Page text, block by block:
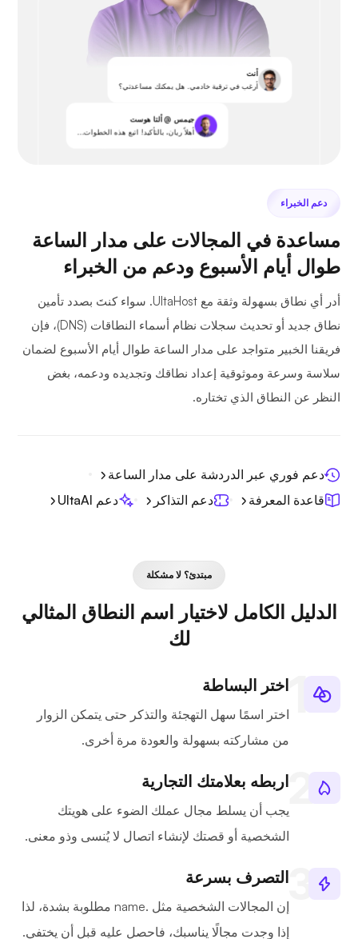
أنت
أرغب في ترقية خادمي. هل يمكنك مساعدتي؟
جيمس @ ألتا هوست
أهلاً ريان، بالتأكيد! اتبع هذه الخطوات...
دعم الخبراء
مساعدة في المجالات على مدار الساعة
طوال أيام الأسبوع ودعم من الخبراء
أدر أي نطاق بسهولة وثقة مع UltaHost. سواء كنتَ بصدد تأمين
نطاق جديد أو تحديث سجلات نظام أسماء النطاقات (DNS)، فإن
فريقنا الخبير متواجد على مدار الساعة طوال أيام الأسبوع لضمان
سلاسة وسرعة وموثوقية إعداد نطاقك وتجديده ودعمه، بغض
النظر عن النطاق الذي تختاره.
دعم فوري عبر الدردشة على مدار الساعة
قاعدة المعرفة
دعم التذاكر دعم UltaAI
مبتدئ؟ لا مشكلة
الدليل الكامل لاختيار اسم النطاق المثالي
لك
اختر البساطة
اختر اسمًا سهل التهجئة والتذكر حتى يتمكن الزوار
من مشاركته بسهولة والعودة مرة أخرى.
اربطه بعلامتك التجارية
يجب أن يسلط مجال عملك الضوء على هويتك
الشخصية أو قصتك لإنشاء اتصال لا يُنسى وذو معنى.
التصرف بسرعة
إن المجالات الشخصية مثل .name مطلوبة بشدة، لذا
إذا وجدت مجالًا يناسبك، فاحصل عليه قبل أن يختفي.